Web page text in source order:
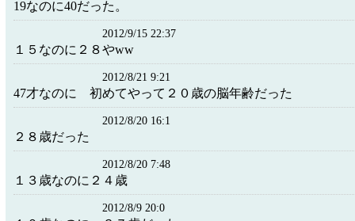
19なのに40だった。
2012/9/15 22:37
１５なのに２８やww
2012/8/21 9:21
47才なのに 初めてやって２０歳の脳年齢だった
2012/8/20 16:1
２８歳だった
2012/8/20 7:48
１３歳なのに２４歳
2012/8/9 20:0